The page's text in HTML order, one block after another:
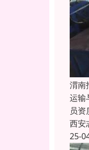
渭南
运输
员
西安
25-